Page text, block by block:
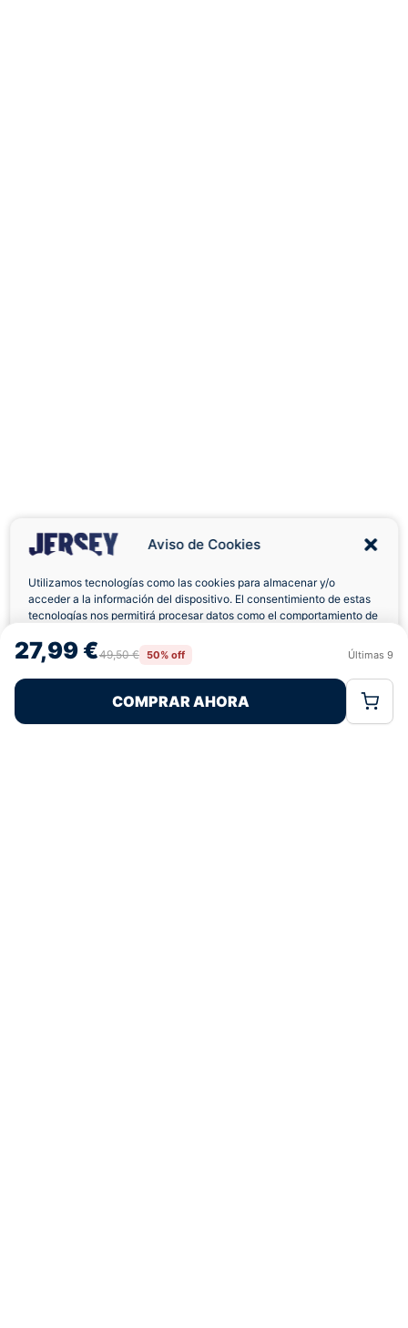
Aviso de Cookies
Utilizamos tecnologías como las cookies para almacenar y/o
acceder a la información del dispositivo. El consentimiento de estas
tecnologías nos permitirá procesar datos como el comportamiento de
retirar el consentimiento, puede afectar negativamente a ciertas
características y funciones.
Rechazar
Política de CookiesPolítica de Privacidad
27,99 €49,50 € 50% off Últimas 9
COMPRAR AHORA
Envíos a Domicilio Devolución 7 Días
Pagos 100% Seguros Ofertas Sin Límites